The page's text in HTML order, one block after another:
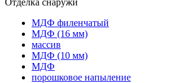
МДФ филенчатый
МДФ (16 мм)
массив
МДФ (10 мм)
МДФ
порошковое напыление